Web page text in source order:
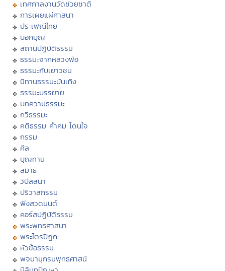
เทศกาลงานวัดช่วยชาติ
การเผยแผ่ศาสนา
ประเพณีไทย
บอกบุญ
สถานปฏิบัติธรรม
ธรรมะจากหลวงพ่อ
ธรรมะกับเยาวชน
นิทานธรรมะบันเทิง
ธรรมะบรรยาย
บทความธรรมะ
กวีธรรมะ
คติธรรม คำคม โดนใจ
กรรม
ศีล
บุญทาน
สมาธิ
วิปัสสนา
ปริวาสกรรม
ฟังสวดมนต์
คอร์สปฏิบัติธรรม
พระพุทธศาสนา
พระไตรปิฏก
หัวข้อธรรม
พจนานุกรมพุทธศาสน์